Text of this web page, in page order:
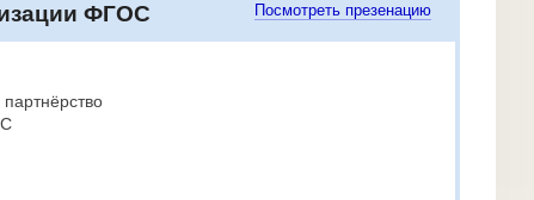
ФГОС Посмотреть презенацию